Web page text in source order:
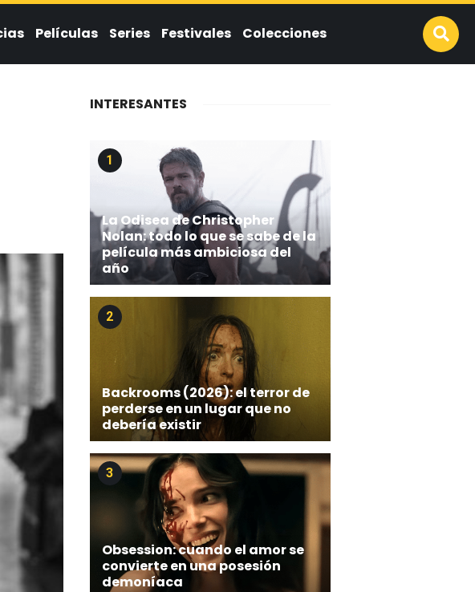
Películas Series Festivales Colecciones
INTERESANTES
1
La Odisea de Christopher
Nolan: todo lo que se sabe de la
película más ambiciosa del
año
2
Backrooms (2026): el terror de
perderse en un lugar que no
debería existir
3
Obsession: cuando el amor se
convierte en una posesión
demoníaca